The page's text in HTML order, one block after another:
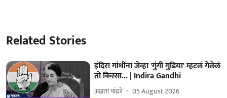
Related Stories
इंदिरा गांधींना जेव्हा 'गुंगी गुडिया' म्हटलं गेलेलं
तो किस्सा... | Indira Gandhi
अक्षता पांढरे 05 August 2026